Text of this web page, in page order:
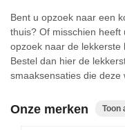
Bent u opzoek naar een
thuis? Of misschien
opzoek naar de
Bestel dan hier de
smaaksensaties die deze
Onze merken Toon